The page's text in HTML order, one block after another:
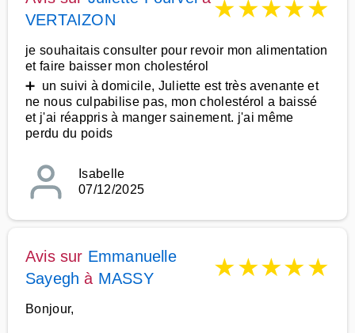
VERTAIZON
★★★★★
je souhaitais consulter pour revoir mon alimentation
et faire baisser mon cholestérol
➕ un suivi à domicile, Juliette est très avenante et
ne nous culpabilise pas, mon cholestérol a baissé
et j'ai réappris à manger sainement. j'ai même
perdu du poids
Isabelle
07/12/2025
Avis sur Emmanuelle
Sayegh à MASSY ★★★★★
Bonjour,